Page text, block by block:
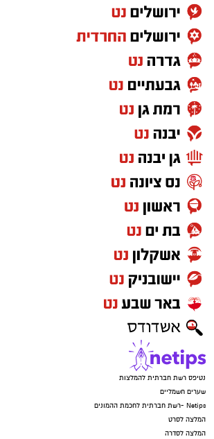
נטיפס רשת חברתית להמלצות
שערים חשמליים
Netips -רשת חברתית לחכמת ההמונים
המלצה לסרט
המלצה לסדרה